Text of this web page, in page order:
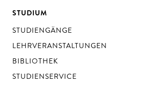
STUDIUM
STUDIENGÄNGE
LEHRVERANSTALTUNGEN
BIBLIOTHEK
STUDIENSERVICE